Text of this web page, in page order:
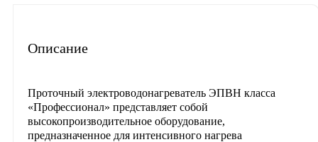
Описание
Проточный электроводонагреватель ЭПВН класса
«Профессионал» представляет собой
высокопроизводительное оборудование,
предназначенное для интенсивного нагрева